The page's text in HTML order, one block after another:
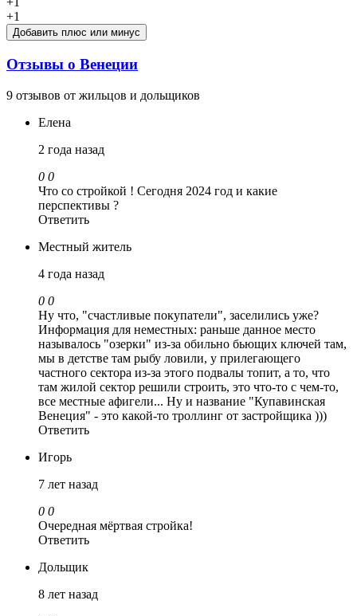
+1
Добавить плюс или минус
Отзывы о Венеции
9 отзывов от жильцов и дольщиков
Елена
2 года назад
0 0
Что со стройкой ! Сегодня 2024 год и какие
перспективы ?
Ответить
Местный житель
4 года назад
0 0
Ну что, "счастливые покупатели", заселились уже?
Информация для неместных: раньше данное место
называлось "озерки" из-за обильно бьющих ключей там,
мы в детстве там рыбу ловили, у прилегающего
частного сектора из-за этого подвалы топит, а то, что
там жилой сектор решили строить, это что-то с чем-то,
все местные афигели... Ну и название "Купавинская
Венеция" - это какой-то троллинг от застройщика )))
Ответить
Игорь
7 лет назад
0 0
Очередная мёртвая стройка!
Ответить
Дольщик
8 лет назад